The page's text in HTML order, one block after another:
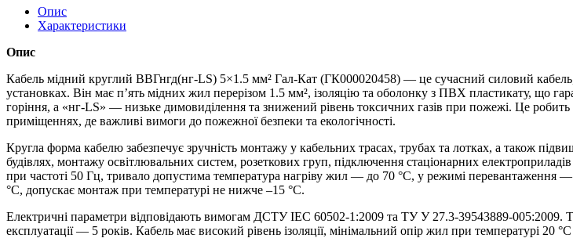
Опис
Характеристики
Опис
Кабель мідний круглий ВВГнгд(нг‑LS) 5×1.5 мм² Гал‑Кат (ГК000020458) — це сучасний силовий кабель,
установках. Він має п’ять мідних жил перерізом 1.5 мм², ізоляцію та оболонку з ПВХ пластикату, що
горіння, а «нг‑LS» — низьке димовиділення та знижений рівень токсичних газів при пожежі. Це
приміщеннях, де важливі вимоги до пожежної безпеки та екологічності.
Кругла форма кабелю забезпечує зручність монтажу у кабельних трасах, трубах та лотках, а також
будівлях, монтажу освітлювальних систем, розеткових груп, підключення стаціонарних
при частоті 50 Гц, тривало допустима температура нагріву жил — до 70 °C, у режимі
°C, допускає монтаж при температурі не нижче –15 °C.
Електричні параметри відповідають вимогам ДСТУ IEC 60502‑1:2009 та ТУ У
експлуатації — 5 років. Кабель має високий рівень ізоляції, мінімальний опір жил при температурі 20